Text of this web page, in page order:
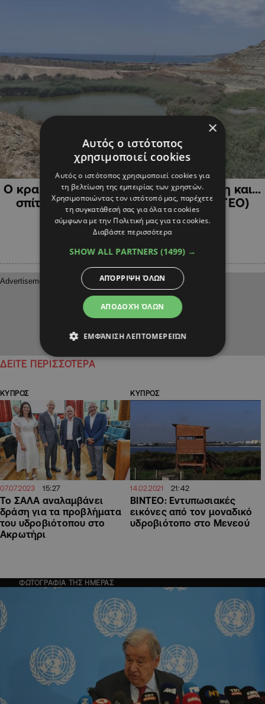
Ο κρατήρας στο Μαρί που έγινε λίμνη και…
σπίτι για σπάνια είδη πουλιών (ΒΙΝΤΕΟ)
ΔΕΙΤΕ ΠΕΡΙΣΣΟΤΕΡΑ
ΚΥΠΡΟΣ
07.07.2023 15:27
Το ΣΑΛΑ αναλαμβάνει
δράση για τα προβλήματα
του υδροβιότοπου στο
Ακρωτήρι
ΚΥΠΡΟΣ
14.02.2021 21:42
ΒΙΝΤΕΟ: Εντυπωσιακές
εικόνες από τον μοναδικό
υδροβιότοπο στο Μενεού
ΦΩΤΟΓΡΑΦΙΑ ΤΗΣ ΗΜΕΡΑΣ
×
Αυτός ο ιστότοπος
χρησιμοποιεί cookies
Αυτός ο ιστότοπος χρησιμοποιεί cookies για
τη βελτίωση της εμπειρίας των χρηστών.
Χρησιμοποιώντας τον ιστότοπό μας, παρέχετε
τη συγκατάθεσή σας για όλα τα cookies
σύμφωνα με την Πολιτική μας για τα cookies.
Διαβάστε περισσότερα
SHOW ALL PARTNERS (1499) →
ΑΠΟΔΟΧΉ ΌΛΩΝ
ΑΠΌΡΡΙΨΗ ΌΛΩΝ
ΕΜΦΆΝΙΣΗ ΛΕΠΤΟΜΕΡΕΙΏΝ